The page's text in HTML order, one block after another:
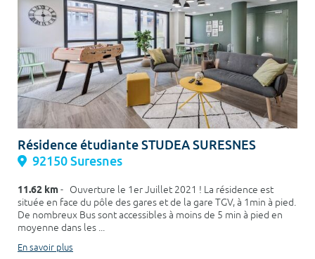
Résidence étudiante STUDEA SURESNES
92150 Suresnes
11.62 km- Ouverture le 1er Juillet 2021 ! La résidence est
située en face du pôle des gares et de la gare TGV, à 1min à pied.
De nombreux Bus sont accessibles à moins de 5 min à pied en
moyenne dans les ...
En savoir plus